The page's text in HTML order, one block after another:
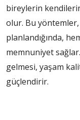
bireylerin
olur. Bu
planlandığında,
memnuniyet
gelmesi, yaşam
güçlendirir.